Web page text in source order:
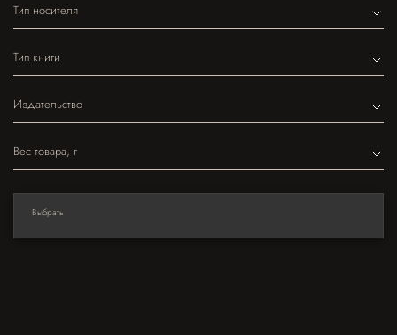
Тип носителя
Тип книги
Издательство
Вес товара, г
Выбрать